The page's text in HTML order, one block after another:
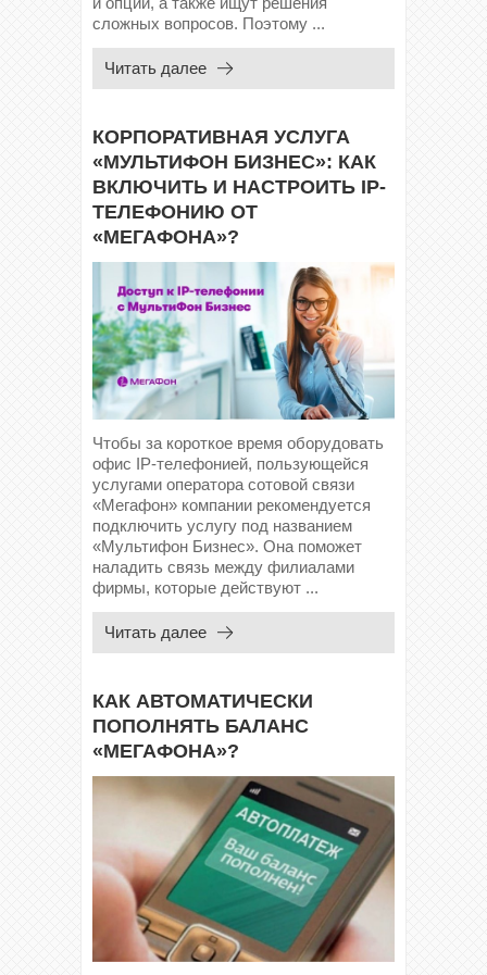
сложных вопросов. Поэтому ...
Читать далее
КОРПОРАТИВНАЯ УСЛУГА
«МУЛЬТИФОН БИЗНЕС»: КАК
ВКЛЮЧИТЬ И НАСТРОИТЬ IP-
ТЕЛЕФОНИЮ ОТ
«МЕГАФОНА»?
Чтобы за короткое время оборудовать
офис IP-телефонией, пользующейся
услугами оператора сотовой связи
«Мегафон» компании рекомендуется
подключить услугу под названием
«Мультифон Бизнес». Она поможет
наладить связь между филиалами
фирмы, которые действуют ...
Читать далее
КАК АВТОМАТИЧЕСКИ
ПОПОЛНЯТЬ БАЛАНС
«МЕГАФОНА»?